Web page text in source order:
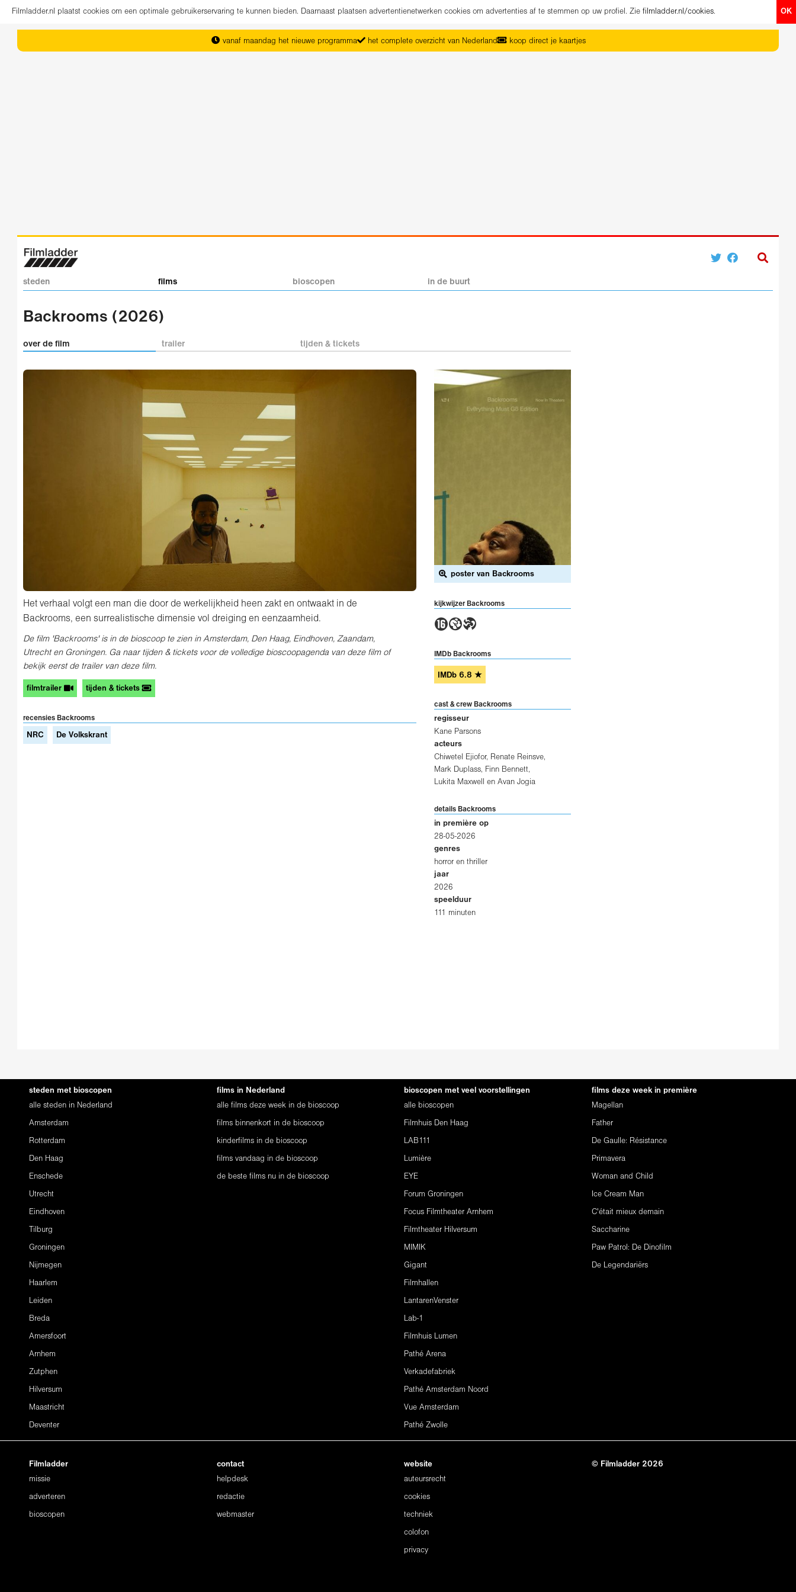
OK
Filmladder.nl plaatst cookies om een optimale gebruikerservaring te kunnen bieden. Daarnaast plaatsen advertentienetwerken cookies om advertenties af te stemmen op uw profiel. Zie filmladder.nl/cookies.
vanaf maandag het nieuwe programma het complete overzicht van Nederland koop direct je kaartjes
steden films bioscopen in de buurt
Backrooms (2026)
over de film trailer tijden & tickets
Het verhaal volgt een man die door de werkelijkheid heen zakt en ontwaakt in de
Backrooms, een surrealistische dimensie vol dreiging en eenzaamheid.
De film 'Backrooms' is in de bioscoop te zien in Amsterdam, Den Haag, Eindhoven, Zaandam,
Utrecht en Groningen. Ga naar tijden & tickets voor de volledige bioscoopagenda van deze film of
bekijk eerst de trailer van deze film.
filmtrailer tijden & tickets
recensies Backrooms
NRC De Volkskrant
poster van Backrooms
kijkwijzer Backrooms
6GT
IMDb Backrooms
IMDb 6.8 ★
cast & crew Backrooms
regisseur
Kane Parsons
acteurs
Chiwetel Ejiofor, Renate Reinsve,
Mark Duplass, Finn Bennett,
Lukita Maxwell
en Avan Jogia
details Backrooms
in première op
28-05-2026
genres
horror en thriller
jaar
2026
speelduur
111 minuten
steden met bioscopen
alle steden in Nederland
Amsterdam
Rotterdam
Den Haag
Enschede
Utrecht
Eindhoven
Tilburg
Groningen
Nijmegen
Haarlem
Leiden
Breda
Amersfoort
Arnhem
Zutphen
Hilversum
Maastricht
Deventer
films in Nederland
alle films deze week in de bioscoop
films binnenkort in de bioscoop
kinderfilms in de bioscoop
films vandaag in de bioscoop
de beste films nu in de bioscoop
bioscopen met veel voorstellingen
alle bioscopen
Filmhuis Den Haag
LAB111
Lumière
EYE
Forum Groningen
Focus Filmtheater Arnhem
Filmtheater Hilversum
MIMIK
Gigant
Filmhallen
LantarenVenster
Lab-1
Filmhuis Lumen
Pathé Arena
Verkadefabriek
Pathé Amsterdam Noord
Vue Amsterdam
Pathé Zwolle
films deze week in première
Magellan
Father
De Gaulle: Résistance
Primavera
Woman and Child
Ice Cream Man
C'était mieux demain
Saccharine
Paw Patrol: De Dinofilm
De Legendariërs
Filmladder
missie
adverteren
bioscopen
contact
helpdesk
redactie
webmaster
website
auteursrecht
cookies
techniek
colofon
privacy
© Filmladder 2026